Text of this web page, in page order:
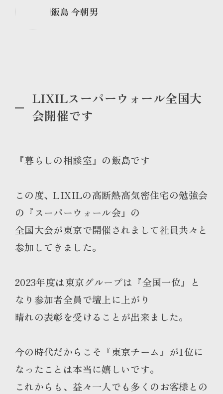
飯島 今朝男
LIXILスーパーウォール全国大
会開催です
『暮らしの相談室』の飯島です
この度、LIXILの高断熱高気密住宅の勉強会
の『スーパーウォール会』の
全国大会が東京で開催されまして社員共々と
参加してきました。
2023年度は東京グループは『全国一位』と
なり参加者全員で壇上に上がり
晴れの表彰を受けることが出来ました。
今の時代だからこそ『東京チーム』が1位に
なったことは本当に嬉しいです。
これからも、益々一人でも多くのお客様との